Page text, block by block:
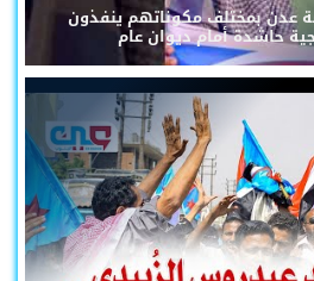
عدن بمختلف مكوناتهم ينفذون
حاشدة أمام ديوان عام